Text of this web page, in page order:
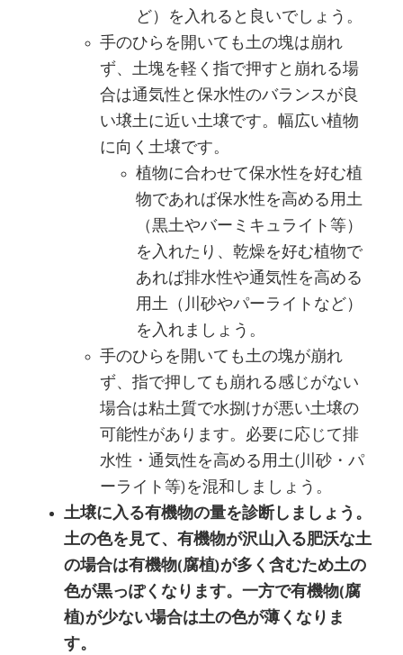
ど）を入れると良いでしょう。
手のひらを開いても土の塊は崩れ
ず、土塊を軽く指で押すと崩れる場
合は通気性と保水性のバランスが良
い壌土に近い土壌です。幅広い植物
に向く土壌です。
植物に合わせて保水性を好む植
物であれば保水性を高める用土
（黒土やバーミキュライト等）
を入れたり、乾燥を好む植物で
あれば排水性や通気性を高める
用土（川砂やパーライトなど）
を入れましょう。
手のひらを開いても土の塊が崩れ
ず、指で押しても崩れる感じがない
場合は粘土質で水捌けが悪い土壌の
可能性があります。必要に応じて排
水性・通気性を高める用土(川砂・パ
ーライト等)を混和しましょう。
土壌に入る有機物の量を診断しましょう。
土の色を見て、有機物が沢山入る肥沃な土
の場合は有機物(腐植)が多く含むため土の
色が黒っぽくなります。一方で有機物(腐
植)が少ない場合は土の色が薄くなりま
す。